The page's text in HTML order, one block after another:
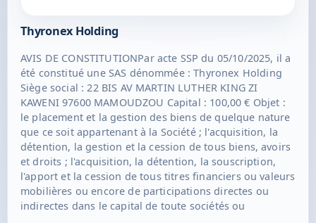
Thyronex Holding
AVIS DE CONSTITUTIONPar acte SSP du 05/10/2025, il a
été constitué une SAS dénommée : Thyronex Holding
Siège social : 22 BIS AV MARTIN LUTHER KING ZI
KAWENI 97600 MAMOUDZOU Capital : 100,00 € Objet :
le placement et la gestion des biens de quelque nature
que ce soit appartenant à la Société ; l'acquisition, la
détention, la gestion et la cession de tous biens, avoirs
et droits ; l'acquisition, la détention, la souscription,
l'apport et la cession de tous titres financiers ou valeurs
mobilières ou encore de participations directes ou
indirectes dans le capital de toute sociétés ou